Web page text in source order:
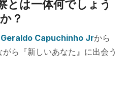
とは一体何でしょう
か？
Capuchinho Jrから
ら『新しいあなた』に出会う